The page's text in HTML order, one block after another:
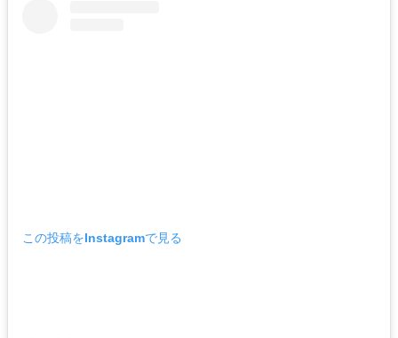
この投稿をInstagramで見る